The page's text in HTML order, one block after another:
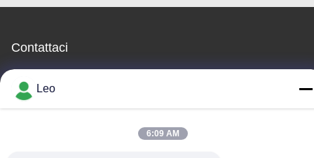
Contattaci
JOINT CARBIDE CO., LTD.
Leo
6:09 AM